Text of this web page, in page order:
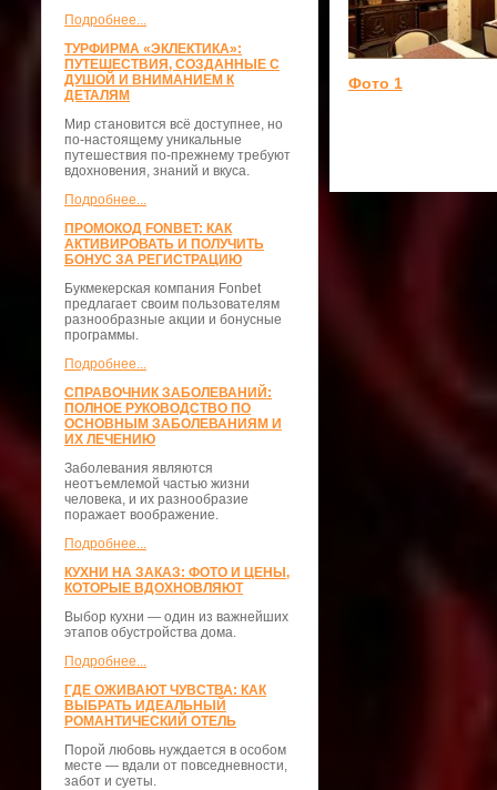
Подробнее...
ТУРФИРМА «ЭКЛЕКТИКА»:
ПУТЕШЕСТВИЯ, СОЗДАННЫЕ С
ДУШОЙ И ВНИМАНИЕМ К
ДЕТАЛЯМ
Мир становится всё доступнее, но
по-настоящему уникальные
путешествия по-прежнему требуют
вдохновения, знаний и вкуса.
Подробнее...
ПРОМОКОД FONBET: КАК
АКТИВИРОВАТЬ И ПОЛУЧИТЬ
БОНУС ЗА РЕГИСТРАЦИЮ
Букмекерская компания Fonbet
предлагает своим пользователям
разнообразные акции и бонусные
программы.
Подробнее...
СПРАВОЧНИК ЗАБОЛЕВАНИЙ:
ПОЛНОЕ РУКОВОДСТВО ПО
ОСНОВНЫМ ЗАБОЛЕВАНИЯМ И
ИХ ЛЕЧЕНИЮ
Заболевания являются
неотъемлемой частью жизни
человека, и их разнообразие
поражает воображение.
Подробнее...
КУХНИ НА ЗАКАЗ: ФОТО И ЦЕНЫ,
КОТОРЫЕ ВДОХНОВЛЯЮТ
Выбор кухни — один из важнейших
этапов обустройства дома.
Подробнее...
ГДЕ ОЖИВАЮТ ЧУВСТВА: КАК
ВЫБРАТЬ ИДЕАЛЬНЫЙ
РОМАНТИЧЕСКИЙ ОТЕЛЬ
Порой любовь нуждается в особом
месте — вдали от повседневности,
забот и суеты.
Фото 1